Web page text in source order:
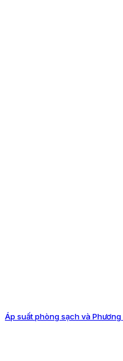
Áp suất phòng sạch và